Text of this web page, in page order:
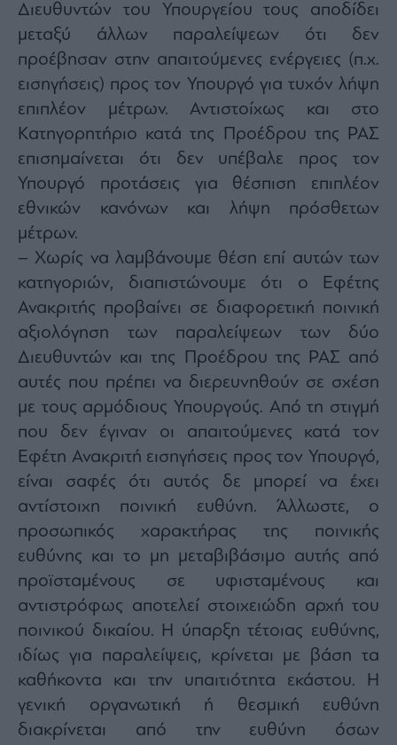
Διευθυντών του Υπουργείου τους αποδίδει
μεταξύ άλλων παραλείψεων ότι δεν
προέβησαν στην απαιτούμενες ενέργειες (π.χ.
εισηγήσεις) προς τον Υπουργό για τυχόν λήψη
επιπλέον μέτρων. Αντιστοίχως και στο
Κατηγορητήριο κατά της Προέδρου της ΡΑΣ
επισημαίνεται ότι δεν υπέβαλε προς τον
Υπουργό προτάσεις για θέσπιση επιπλέον
εθνικών κανόνων και λήψη πρόσθετων
μέτρων.
– Χωρίς να λαμβάνουμε θέση επί αυτών των
κατηγοριών, διαπιστώνουμε ότι ο Εφέτης
Ανακριτής προβαίνει σε διαφορετική ποινική
αξιολόγηση των παραλείψεων των δύο
Διευθυντών και της Προέδρου της ΡΑΣ από
αυτές που πρέπει να διερευνηθούν σε σχέση
με τους αρμόδιους Υπουργούς. Από τη στιγμή
που δεν έγιναν οι απαιτούμενες κατά τον
Εφέτη Ανακριτή εισηγήσεις προς τον Υπουργό,
είναι σαφές ότι αυτός δε μπορεί να έχει
αντίστοιχη ποινική ευθύνη. Άλλωστε, ο
προσωπικός χαρακτήρας της ποινικής
ευθύνης και το μη μεταβιβάσιμο αυτής από
προϊσταμένους σε υφισταμένους και
αντιστρόφως αποτελεί στοιχειώδη αρχή του
ποινικού δικαίου. Η ύπαρξη τέτοιας ευθύνης,
ιδίως για παραλείψεις, κρίνεται με βάση τα
καθήκοντα και την υπαιτιότητα εκάστου. Η
γενική οργανωτική ή θεσμική ευθύνη
διακρίνεται από την ευθύνη όσων